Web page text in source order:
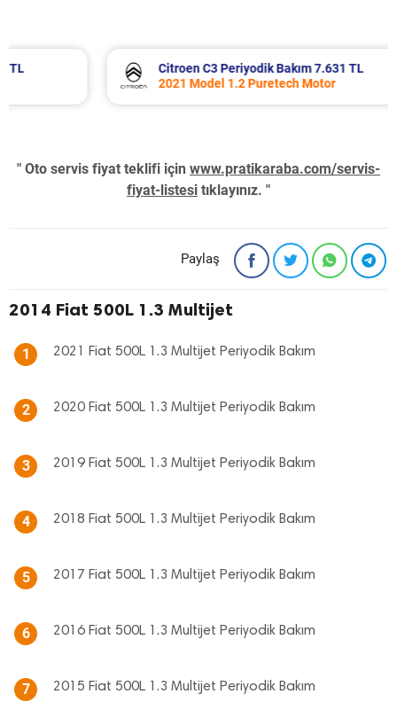
Citroen C3 Periyodik Bakım 7.631 TL
2021 Model 1.2 Puretech Motor
" Oto servis fiyat teklifi için www.pratikaraba.com/servis-
fiyat-listesi tıklayınız. "
Paylaş
2014 Fiat 500L 1.3 Multijet
1 2021 Fiat 500L 1.3 Multijet Periyodik Bakım
2 2020 Fiat 500L 1.3 Multijet Periyodik Bakım
3 2019 Fiat 500L 1.3 Multijet Periyodik Bakım
4 2018 Fiat 500L 1.3 Multijet Periyodik Bakım
5 2017 Fiat 500L 1.3 Multijet Periyodik Bakım
6 2016 Fiat 500L 1.3 Multijet Periyodik Bakım
7 2015 Fiat 500L 1.3 Multijet Periyodik Bakım